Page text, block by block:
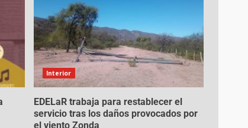
Interior
EDELaR trabaja para restablecer el
servicio tras los daños provocados por
el viento Zonda